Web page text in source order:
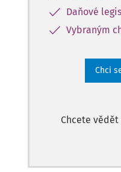
Daňové
Vybraným
Chci
Chcete